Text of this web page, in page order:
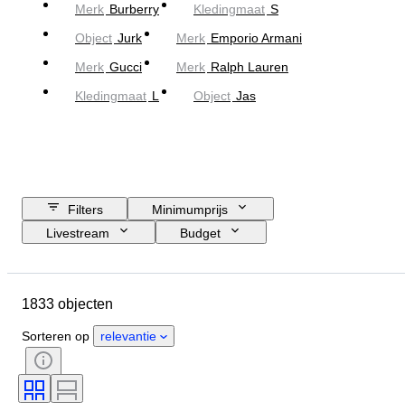
Merk Burberry Kledingmaat S
Object Jurk Merk Emporio Armani
Merk Gucci Merk Ralph Lauren
Kledingmaat L Object Jas
Filters
Minimumprijs
Livestream
Budget
Land van herkomst
Geslacht
Conditie
Stijl
Kleur
Maat op het artikel
Patroon
1833 objecten
Sorteren op relevantie